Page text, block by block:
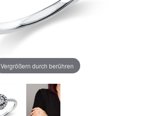
Vergrößern durch berühren